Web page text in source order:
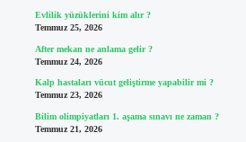
Evlilik yüzüklerini kim alır ?
Temmuz 25, 2026
After mekan ne anlama gelir ?
Temmuz 24, 2026
Kalp hastaları vücut geliştirme yapabilir mi ?
Temmuz 23, 2026
Bilim olimpiyatları 1. aşama sınavı ne zaman ?
Temmuz 21, 2026